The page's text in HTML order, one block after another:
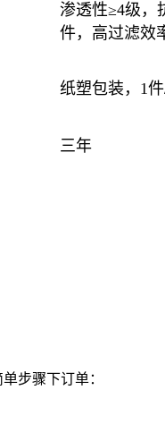
渗透性≥4级，
件，高过滤效
纸塑包装，1
三年
步骤下订单：